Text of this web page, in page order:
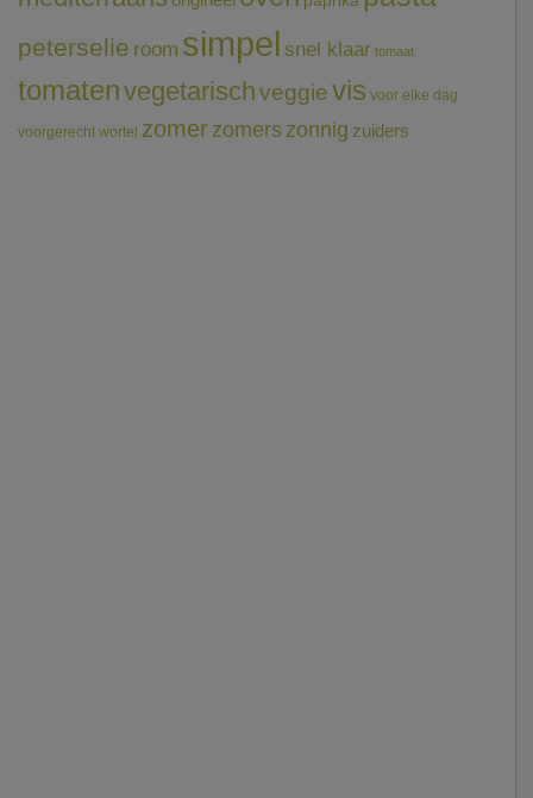
peterselie room simpel snel klaar tomaat
tomatenvegetarischveggievis voor elke dag
voorgerecht wortel zomerzomerszonnig zuiders